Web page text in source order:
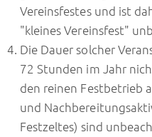
Vereinsfestes und ist
"kleines Vereinsfest"
Die Dauer solcher
72 Stunden im Jahr
den reinen Festbetrieb
und
Festzeltes) sind